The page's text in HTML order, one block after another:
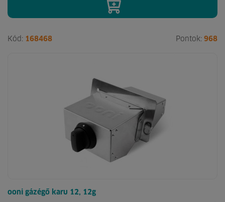
Kód: 168468 Pontok: 968
ooni gázégő karu 12, 12g